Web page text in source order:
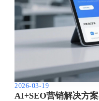
2026-03-19
AI+SEO营销解决方案